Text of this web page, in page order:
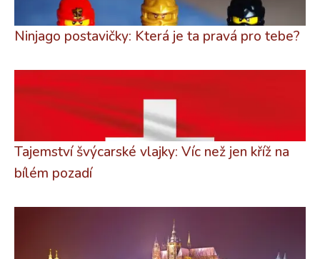
Ninjago postavičky: Která je ta pravá pro tebe?
Tajemství švýcarské vlajky: Víc než jen kříž na
bílém pozadí